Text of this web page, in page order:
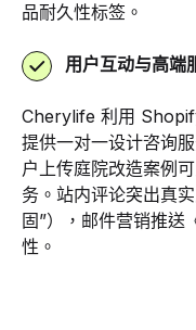
品耐久性标签。
用户互动与高端
Cherylife 利用
提供一对一设计咨询
户上传庭院改造案例
务。站内评论突出真
固”），邮件营销推送
性。